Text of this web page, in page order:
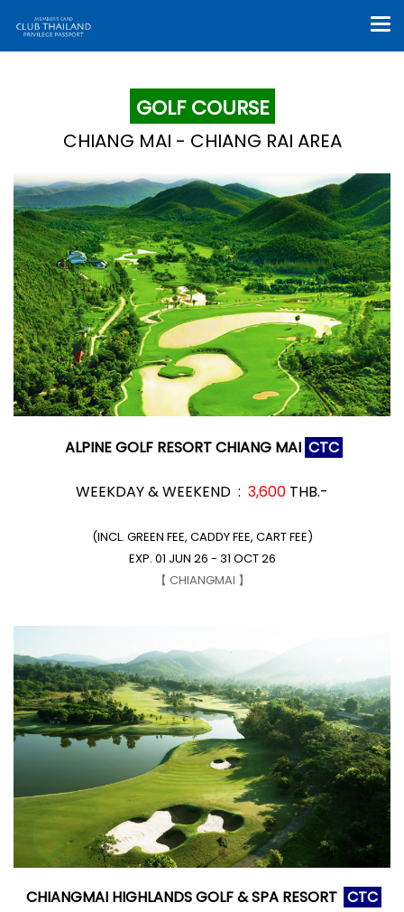
GOLF COURSE
CHIANG MAI - CHIANG RAI AREA
ALPINE GOLF RESORT CHIANG MAI CTC
WEEKDAY &WEEKEND : 3,600 THB.-
(INCL. GREEN FEE, CADDY FEE, CART FEE)
EXP. 01 JUN 26 - 31 OCT 26
【 CHIANGMAI 】
CHIANGMAI HIGHLANDS GOLF & SPA RESORT CTC